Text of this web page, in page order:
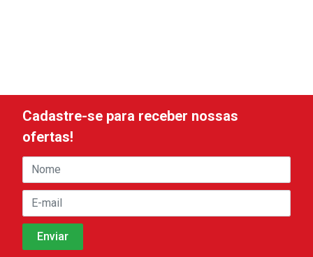
Cadastre-se para receber nossas
ofertas!